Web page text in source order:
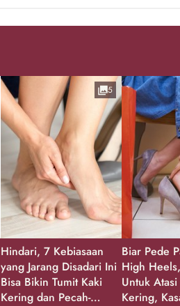
Hindari, 7 Kebiasaan
yang Jarang Disadari Ini
Bisa Bikin Tumit Kaki
Kering dan Pecah-
5
Biar Pede
High
Untuk
Kering,